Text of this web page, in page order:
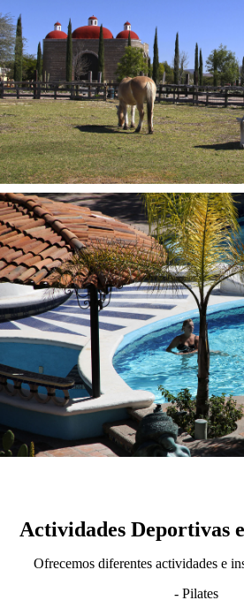
Actividades Deportivas
Ofrecemos diferentes actividades e
- Pilates